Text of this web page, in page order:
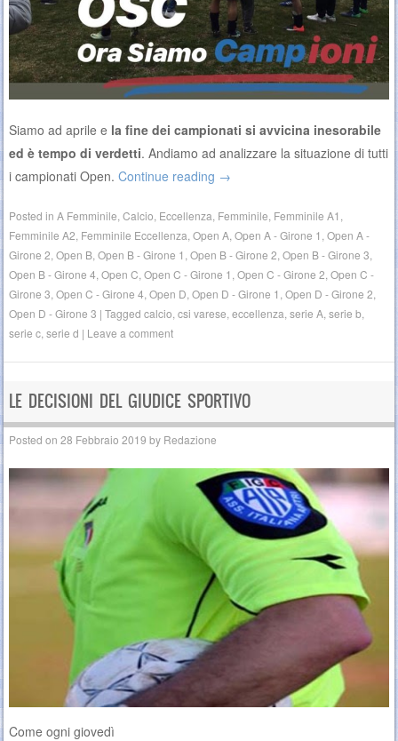
Siamo ad aprile e la fine dei campionati si avvicina inesorabile
ed è tempo di verdetti. Andiamo ad analizzare la situazione di tutti
i campionati Open.Continue reading →
Posted inA Femminile ,Calcio Eccellenza Femminile Femminile A1
Femminile A2 Femminile Eccellenza ,Open A ,Open A - Girone 1 ,Open A -
Girone 2 ,Open B ,Open B - Girone 1 ,Open B - Girone 2 ,Open B - Girone 3
Open B - Girone 4 ,Open C ,Open C - Girone 1 ,Open C - Girone 2 ,Open C -
Girone 3 ,Open C - Girone 4 ,Open D ,Open D - Girone 1 ,Open D - Girone 2
Open D - Girone 3 |Taggedcalcio ,csi varese ,eccellenza ,serie A ,serie b
serie c ,serie d | Leave a comment
LE DECISIONI DEL GIUDICE SPORTIVO
Posted on28 Febbraio 2019 by Redazione
Come ogni giovedì